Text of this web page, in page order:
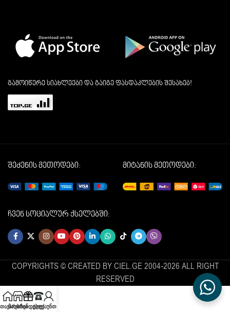
გამოიწერე სიახლეები და გაიგე ფასდაკლების შესახებ!
შეძენის მეთოდები: მიტანის მეთოდები:
ჩვენ სოციალურ ქსელებში:
COPYRIGHTS © CREATED BY CIEL.GE 2004-2026 ALL RIGHT
RESERVED
მაღაზია
ბრენდები
ტელექაუნთი